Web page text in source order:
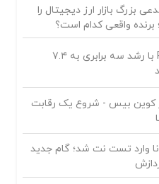
بازار ارز دیجیتال را
برنده واقعی کدام است؟
سپرده های RWA با رشد سه برابری به ۷.۴
کوین بیس - شروع یک رقابت
وارد تست نت شد؛ گام جدید